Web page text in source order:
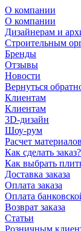
О компании
О компании
Дизайнерам и
Строительным
Бренды
Отзывы
Новости
Вернуться
Клиентам
Клиентам
3D-дизайн
Шоу-рум
Расчет материалов
Как сделать заказ?
Как выбрать
Доставка заказа
Оплата заказа
Оплата
Возврат заказа
Статьи
Розничным